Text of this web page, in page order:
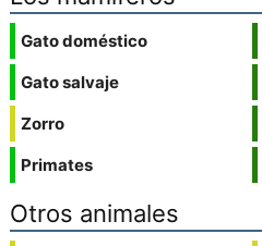
Gato doméstico
Gato salvaje
Zorro
Primates
Otros animales